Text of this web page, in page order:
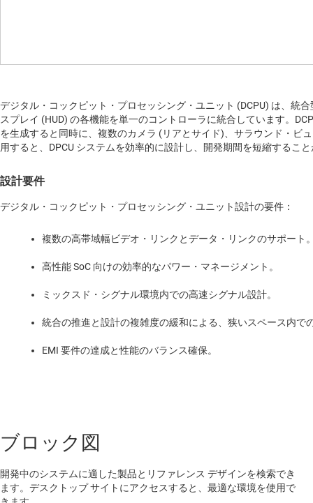
デジタル・コックピット・プロセッシング・ユニット (DCPU) は、統
スプレイ (HUD) の各機能を単一のコントローラに統合しています。
を生成すると同時に、複数のカメラ (リアとサイド)、サラウンド・ビ
用すると、DPCU システムを効率的に設計し、開発期間を短縮するこ
設計要件
デジタル・コックピット・プロセッシング・ユニット設計の要件：
複数の高帯域幅ビデオ・リンクとデータ・リンクのサポート
高性能 SoC 向けの効率的なパワー・マネージメント。
ミックスド・シグナル環境内での高速シグナル設計。
統合の推進と設計の複雑度の緩和による、狭いスペース内で
EMI 要件の達成と性能のバランス確保。
ブロック図
開発中のシステムに適した製品とリファレンス デザインを検索でき
ます。デスクトップ サイトにアクセスすると、最適な環境を使用で